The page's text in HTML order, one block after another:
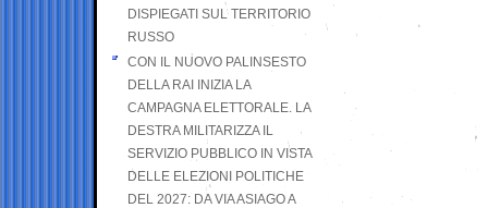
DISPIEGATI SUL TERRITORIO
RUSSO
CON IL NUOVO PALINSESTO
DELLA RAI INIZIA LA
CAMPAGNA ELETTORALE. LA
DESTRA MILITARIZZA IL
SERVIZIO PUBBLICO IN VISTA
DELLE ELEZIONI POLITICHE
DEL 2027: DA VIA ASIAGO A